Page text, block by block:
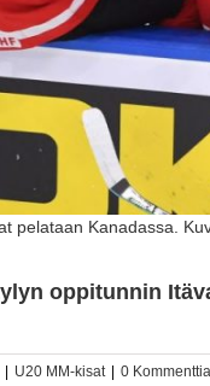
pelataan Kanadassa.
oppitunnin
| U20 MM-kisat | 0 Kommenttia